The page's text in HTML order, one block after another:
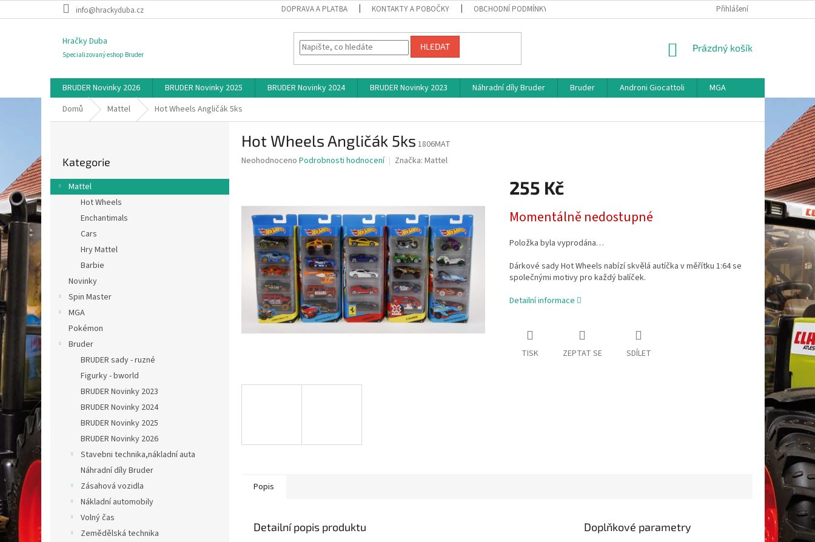
na
info@hrackyduba.cz DOPRAVA A PLATBA KONTAKTY A POBOČKY OBCHODNÍ PODMÍNKY MAPA SERVERU
Přihlášení
Hračky Duba
Specializovaný eshop Bruder
HLEDAT
NÁKUPNÍ
Prázdný košík
BRUDER Novinky 2026 BRUDER Novinky 2025 BRUDER Novinky 2024 BRUDER Novinky 2023 Náhradní díly Bruder Bruder Androni Giocattoli
MGA
Domů
Mattel Hot Wheels Angličák 5ks
r
a
kategorie
Kategorie
Mattel
Hot Wheels
Enchantimals
Cars
Hry Mattel
Barbie
Novinky
Spin Master
MGA
Pokémon
Bruder
BRUDER sady - ruzné
Figurky - bworld
BRUDER Novinky 2023
BRUDER Novinky 2024
BRUDER Novinky 2025
BRUDER Novinky 2026
Stavebni technika,nákladní auta
Náhradní díly Bruder
Zásahová vozidla
Nákladní automobily
Volný čas
Zemědělská technika
Hot Wheels Angličák 5ks 1806MAT
Průměrné
0,0
hvězdiček.
Neohodnoceno Podrobnosti hodnocení Značka: Mattel
255 Kč
cena:
Momentálně nedostupné
Položka byla vyprodána…
Dárkové sady Hot Wheels nabízí skvělá autíčka v měřítku 1:64 se
společnými motivy pro každý balíček.
Detailní informace
TISK ZEPTAT SE SDÍLET
Popis
Detailní popis produktu Doplňkové parametry